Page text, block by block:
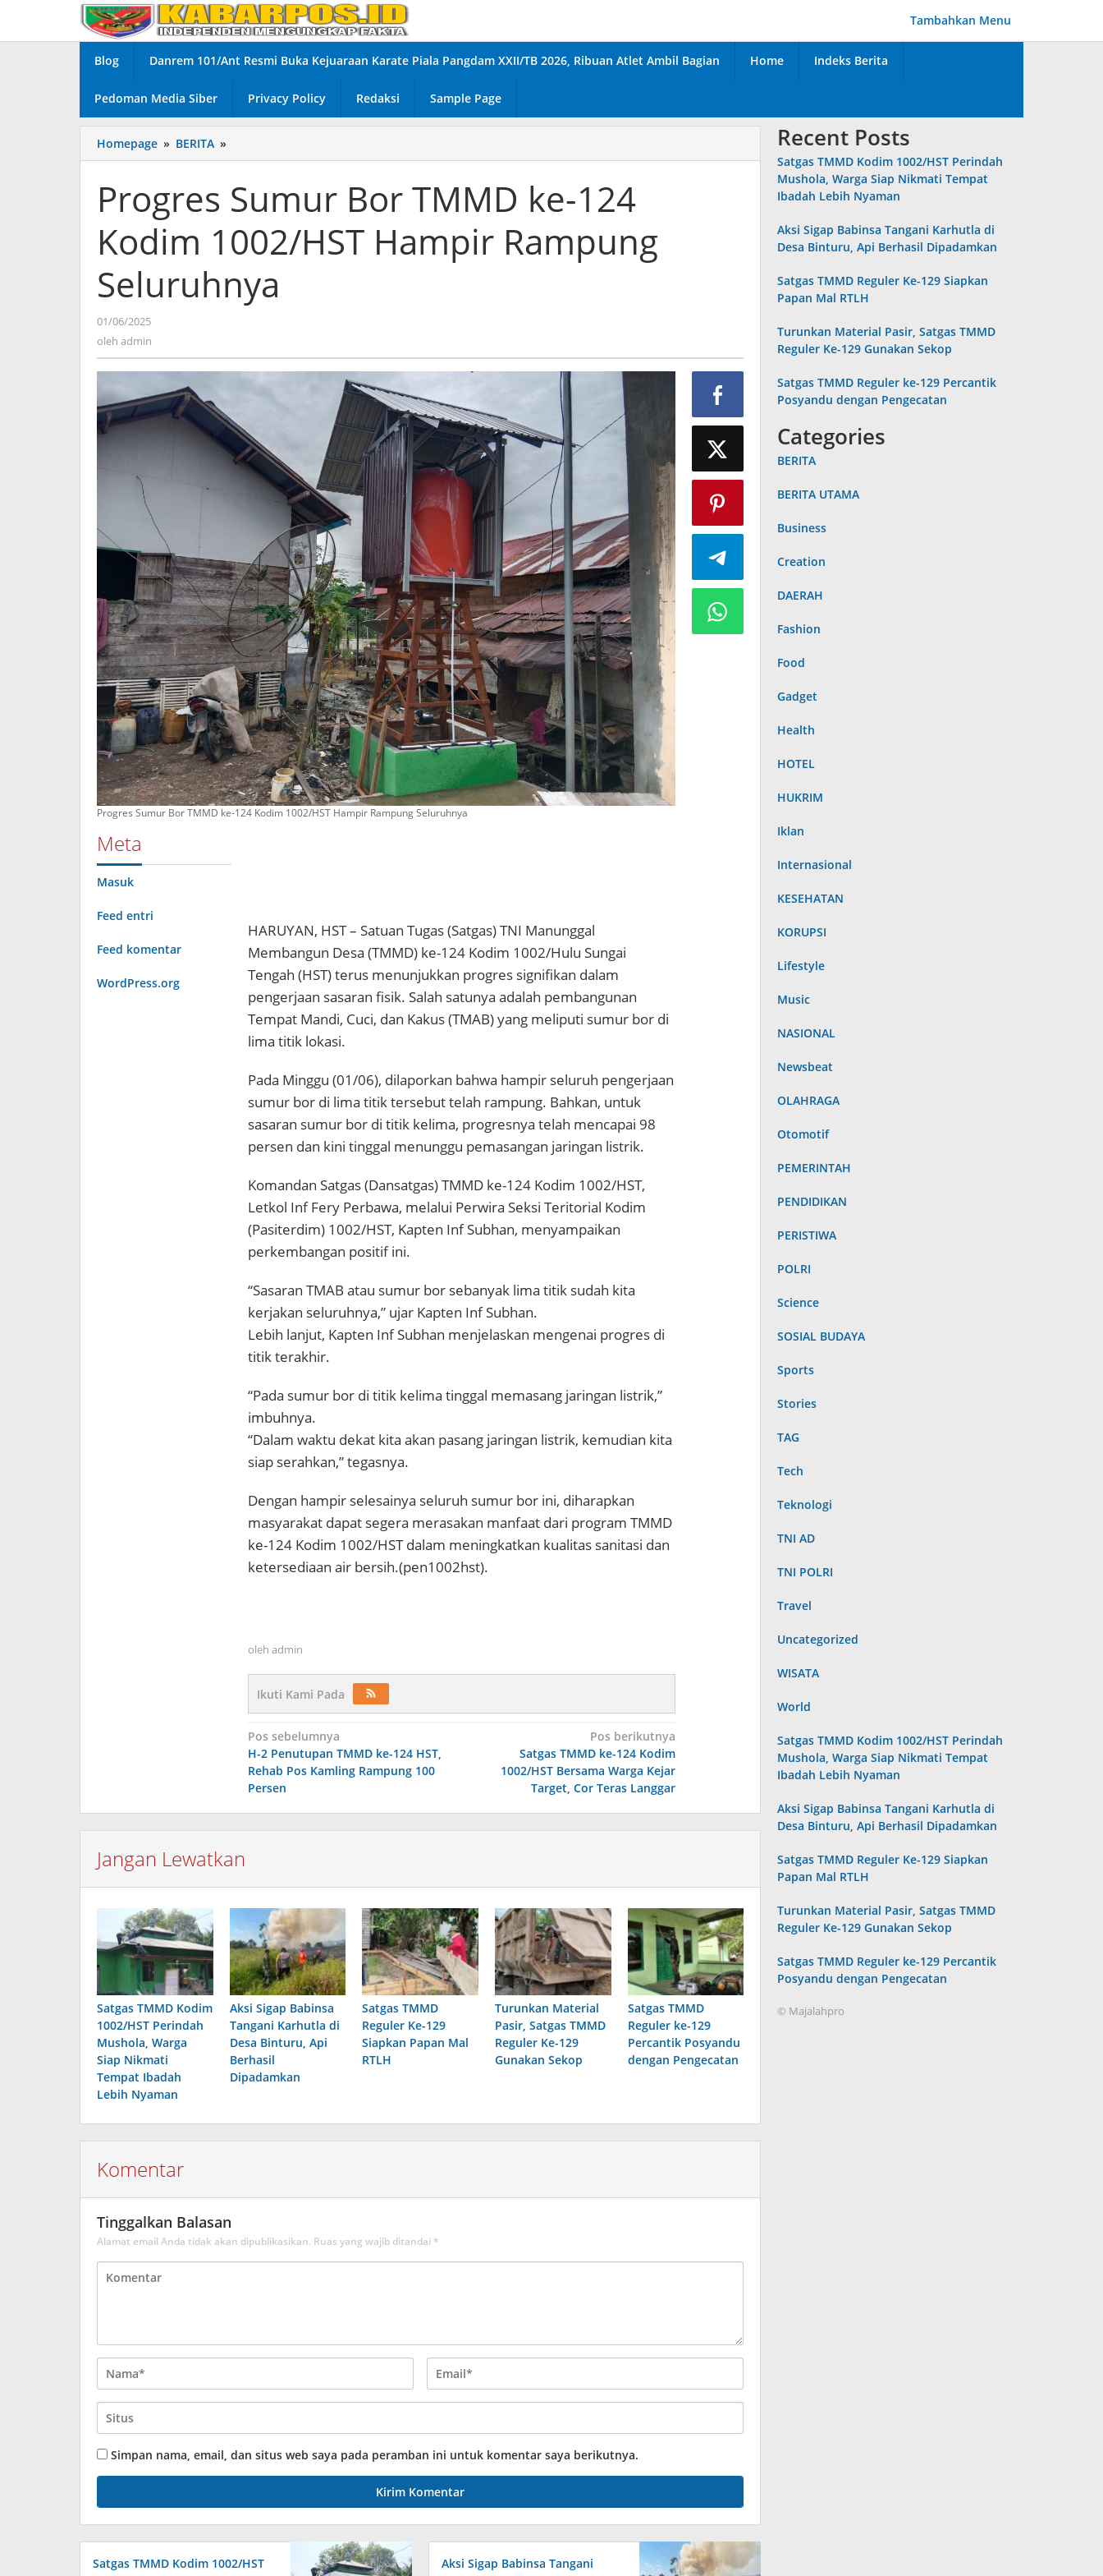
konten
Tambahkan Menu
Blog Danrem 101/Ant Resmi Buka Kejuaraan Karate Piala Pangdam XXII/TB 2026, Ribuan Atlet Ambil Bagian Home Indeks Berita
Pedoman Media Siber Privacy Policy Redaksi Sample Page
Homepage » BERITA »
Sumur
TMMD
ke-
124
Kodim
Hampir
Rampung
Progres Sumur Bor TMMD ke-124
Kodim 1002/HST Hampir Rampung
Seluruhnya
01/06/2025
oleh admin
Progres Sumur Bor TMMD ke-124 Kodim 1002/HST Hampir Rampung Seluruhnya
Meta
Masuk
Feed entri
Feed komentar
WordPress.org
HARUYAN, HST – Satuan Tugas (Satgas) TNI Manunggal
Membangun Desa (TMMD) ke-124 Kodim 1002/Hulu Sungai
Tengah (HST) terus menunjukkan progres signifikan dalam
pengerjaan sasaran fisik. Salah satunya adalah pembangunan
Tempat Mandi, Cuci, dan Kakus (TMAB) yang meliputi sumur bor di
lima titik lokasi.
Pada Minggu (01/06), dilaporkan bahwa hampir seluruh pengerjaan
sumur bor di lima titik tersebut telah rampung. Bahkan, untuk
sasaran sumur bor di titik kelima, progresnya telah mencapai 98
persen dan kini tinggal menunggu pemasangan jaringan listrik.
Komandan Satgas (Dansatgas) TMMD ke-124 Kodim 1002/HST,
Letkol Inf Fery Perbawa, melalui Perwira Seksi Teritorial Kodim
(Pasiterdim) 1002/HST, Kapten Inf Subhan, menyampaikan
perkembangan positif ini.
“Sasaran TMAB atau sumur bor sebanyak lima titik sudah kita
kerjakan seluruhnya,” ujar Kapten Inf Subhan.
Lebih lanjut, Kapten Inf Subhan menjelaskan mengenai progres di
titik terakhir.
“Pada sumur bor di titik kelima tinggal memasang jaringan listrik,”
imbuhnya.
“Dalam waktu dekat kita akan pasang jaringan listrik, kemudian kita
siap serahkan,” tegasnya.
Dengan hampir selesainya seluruh sumur bor ini, diharapkan
masyarakat dapat segera merasakan manfaat dari program TMMD
ke-124 Kodim 1002/HST dalam meningkatkan kualitas sanitasi dan
ketersediaan air bersih.(pen1002hst).
oleh admin
Ikuti Kami Pada
Navigasi
pos
Pos sebelumnya
H-2 Penutupan TMMD ke-124 HST,
Rehab Pos Kamling Rampung 100
Persen
Pos berikutnya
Satgas TMMD ke-124 Kodim
1002/HST Bersama Warga Kejar
Target, Cor Teras Langgar
Jangan Lewatkan
Satgas TMMD Kodim
1002/HST Perindah
Mushola, Warga
Siap Nikmati
Tempat Ibadah
Lebih Nyaman
Aksi Sigap Babinsa
Tangani Karhutla di
Desa Binturu, Api
Berhasil
Dipadamkan
Satgas TMMD
Reguler Ke-129
Siapkan Papan Mal
RTLH
Turunkan Material
Pasir, Satgas TMMD
Reguler Ke-129
Gunakan Sekop
Satgas TMMD
Reguler ke-129
Percantik Posyandu
dengan Pengecatan
Komentar
Tinggalkan Balasan
Alamat email Anda tidak akan dipublikasikan. Ruas yang wajib ditandai *
Simpan nama, email, dan situs web saya pada peramban ini untuk komentar saya berikutnya.
Satgas TMMD Kodim 1002/HST
Aksi Sigap Babinsa Tangani
Recent Posts
Satgas TMMD Kodim 1002/HST Perindah
Mushola, Warga Siap Nikmati Tempat
Ibadah Lebih Nyaman
Aksi Sigap Babinsa Tangani Karhutla di
Desa Binturu, Api Berhasil Dipadamkan
Satgas TMMD Reguler Ke-129 Siapkan
Papan Mal RTLH
Turunkan Material Pasir, Satgas TMMD
Reguler Ke-129 Gunakan Sekop
Satgas TMMD Reguler ke-129 Percantik
Posyandu dengan Pengecatan
Categories
BERITA
BERITA UTAMA
Business
Creation
DAERAH
Fashion
Food
Gadget
Health
HOTEL
HUKRIM
Iklan
Internasional
KESEHATAN
KORUPSI
Lifestyle
Music
NASIONAL
Newsbeat
OLAHRAGA
Otomotif
PEMERINTAH
PENDIDIKAN
PERISTIWA
POLRI
Science
SOSIAL BUDAYA
Sports
Stories
TAG
Tech
Teknologi
TNI AD
TNI POLRI
Travel
Uncategorized
WISATA
World
Satgas TMMD Kodim 1002/HST Perindah
Mushola, Warga Siap Nikmati Tempat
Ibadah Lebih Nyaman
Aksi Sigap Babinsa Tangani Karhutla di
Desa Binturu, Api Berhasil Dipadamkan
Satgas TMMD Reguler Ke-129 Siapkan
Papan Mal RTLH
Turunkan Material Pasir, Satgas TMMD
Reguler Ke-129 Gunakan Sekop
Satgas TMMD Reguler ke-129 Percantik
Posyandu dengan Pengecatan
© Majalahpro